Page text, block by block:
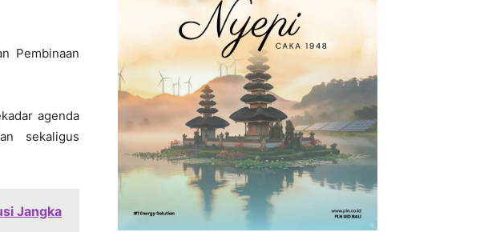
Pembinaan
agenda
sekaligus
Jangka